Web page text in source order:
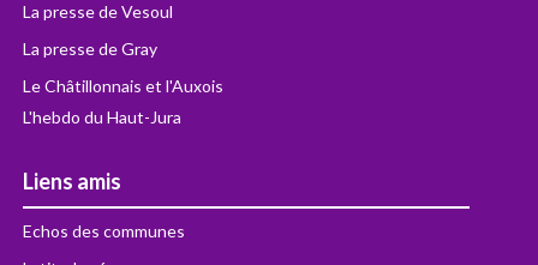
La presse de Vesoul
La presse de Gray
Le Châtillonnais et l'Auxois
L'hebdo du Haut-Jura
Liens amis
Echos des communes